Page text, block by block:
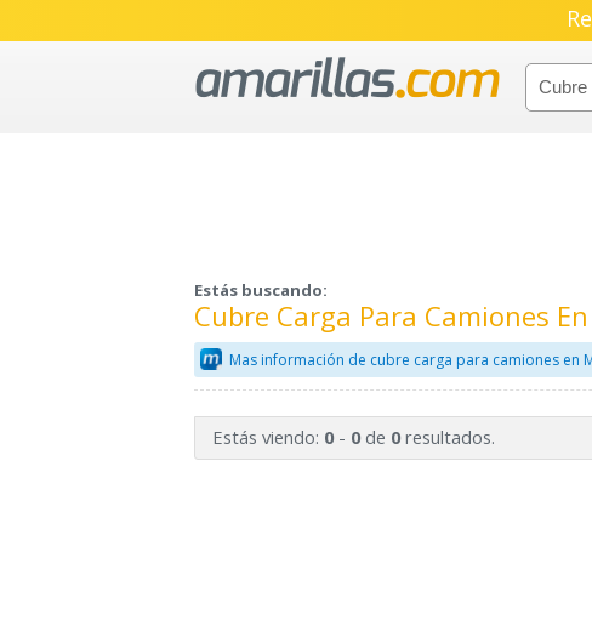
Estás buscando:
Cubre Carga Para Camiones
Mas información de cubre carga para camiones en
Estás viendo: 0- 0de 0resultados.